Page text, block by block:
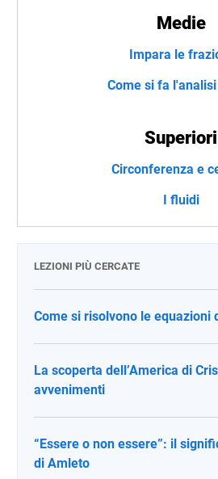
Medie
Impara le
Come si fa
Superiori
Circonferenza e
I fluidi
LEZIONI PIÙ CERCATE
Come si risolvono le equazioni
La scoperta dell’America di
avvenimenti
“Essere o non essere”: il
di Amleto